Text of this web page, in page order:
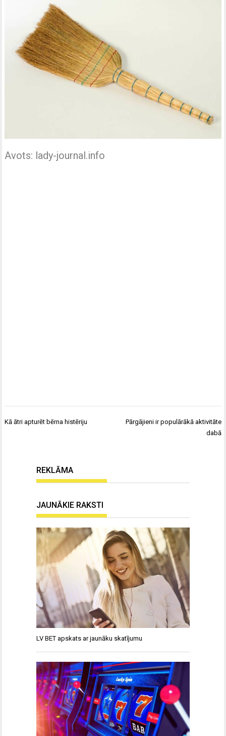
Avots: lady-journal.info
Ziņu
Kā ātri apturēt bērna histēriju
Pārgājieni ir populārākā aktivitāte
dabā
REKLĀMA
JAUNĀKIE RAKSTI
LV BET apskats ar jaunāku skatījumu